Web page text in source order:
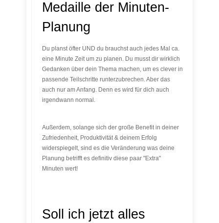
Medaille der Minuten-
Planung
Du planst öfter UND du brauchst auch jedes Mal ca.
eine Minute Zeit um zu planen. Du musst dir wirklich
Gedanken über dein Thema machen, um es clever in
passende Teilschritte runterzubrechen. Aber das
auch nur am Anfang. Denn es wird für dich auch
irgendwann normal.
Außerdem, solange sich der große Benefit in deiner
Zufriedenheit, Produktivität & deinem Erfolg
widerspiegelt, sind es die Veränderung was deine
Planung betrifft es definitiv diese paar "Extra"
Minuten wert!
Soll ich jetzt alles